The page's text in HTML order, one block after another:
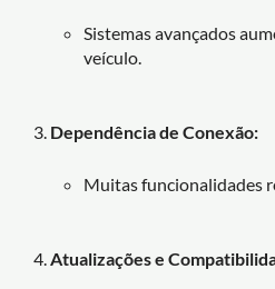
Sistemas avançados
veículo.
Dependência de Conexão:
Muitas funcionalidades
Atualizações e